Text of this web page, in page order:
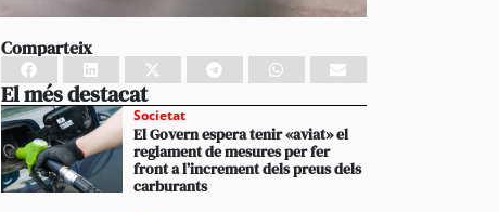
Comparteix
El més destacat
Societat
El Govern espera tenir «aviat» el
reglament de mesures per fer
front a l’increment dels preus dels
carburants